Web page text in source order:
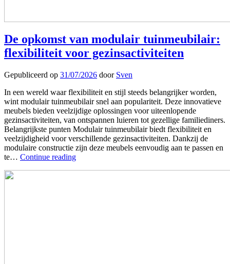
De opkomst van modulair tuinmeubilair:
flexibiliteit voor gezinsactiviteiten
Gepubliceerd op 31/07/2026 door Sven
In een wereld waar flexibiliteit en stijl steeds belangrijker worden,
wint modulair tuinmeubilair snel aan populariteit. Deze innovatieve
meubels bieden veelzijdige oplossingen voor uiteenlopende
gezinsactiviteiten, van ontspannen luieren tot gezellige familiediners.
Belangrijkste punten Modulair tuinmeubilair biedt flexibiliteit en
veelzijdigheid voor verschillende gezinsactiviteiten. Dankzij de
modulaire constructie zijn deze meubels eenvoudig aan te passen en
te… Continue reading